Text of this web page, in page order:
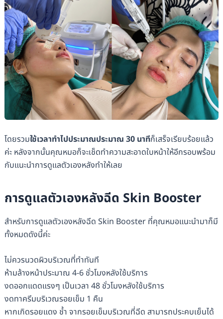
โดยรวมใช้เวลาทำไปประมาณประมาณ 30 นาทีก็เสร็จเรียบร้อยแล้ว
ค่ะ หลังจากนั้นคุณหมอก็จะเช็ดทำความสะอาดใบหน้าให้อีกรอบพร้อม
กับแนะนำการดูแลตัวเองหลังทำให้เลย
การดูแลตัวเองหลังฉีด Skin Booster
สำหรับการดูแลตัวเองหลังฉีด Skin Booster ที่คุณหมอแนะนำมาก็มี
ทั้งหมดดังนี้ค่ะ
ไม่ควรนวดผิวบริเวณที่ทำทันที
ห้ามล้างหน้าประมาณ 4-6 ชั่วโมงหลังใช้บริการ
งดออกแดดแรงๆ เป็นเวลา 48 ชั่วโมงหลังใช้บริการ
งดทาครีมบริเวณรอยเข็ม 1 คืน
หากเกิดรอยแดง ช้ำ จากรอยเข็มบริเวณที่ฉีด สามารถประคบเย็นได้